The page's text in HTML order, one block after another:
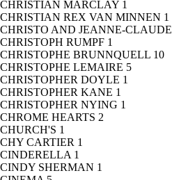
CHRISTIAN MARCLAY 1
CHRISTIAN REX VAN MINNEN 1
CHRISTO AND JEANNE-CLAUDE
CHRISTOPH RUMPF 1
CHRISTOPHE BRUNNQUELL 10
CHRISTOPHE LEMAIRE 5
CHRISTOPHER DOYLE 1
CHRISTOPHER KANE 1
CHRISTOPHER NYING 1
CHROME HEARTS 2
CHURCH'S 1
CHY CARTIER 1
CINDERELLA 1
CINDY SHERMAN 1